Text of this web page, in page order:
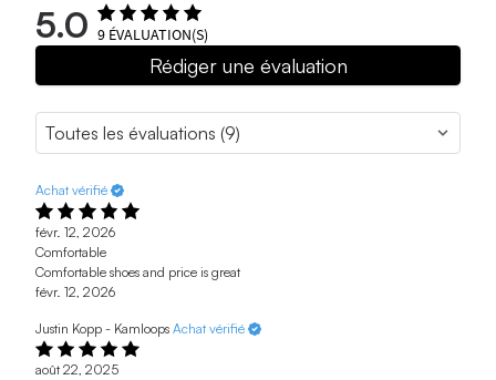
5.0 9 ÉVALUATION(S)
Rédiger une évaluation
Achat vérifié
févr. 12, 2026
Comfortable
Comfortable shoes and price is great
févr. 12, 2026
Justin Kopp - Kamloops Achat vérifié
août 22, 2025